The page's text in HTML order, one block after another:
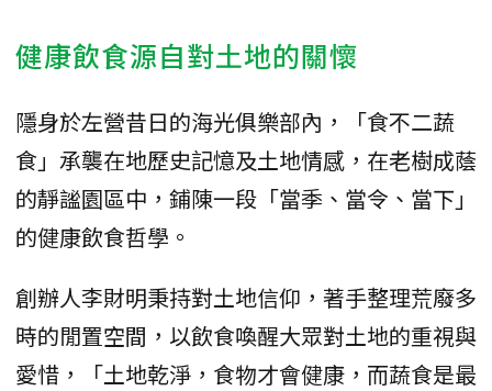
健康飲食源自對土地的關懷
隱身於左營昔日的海光俱樂部內，「食不二蔬
食」承襲在地歷史記憶及土地情感，在老樹成蔭
的靜謐園區中，鋪陳一段「當季、當令、當下」
的健康飲食哲學。
創辦人李財明秉持對土地信仰，著手整理荒廢多
時的閒置空間，以飲食喚醒大眾對土地的重視與
愛惜，「土地乾淨，食物才會健康，而蔬食是最